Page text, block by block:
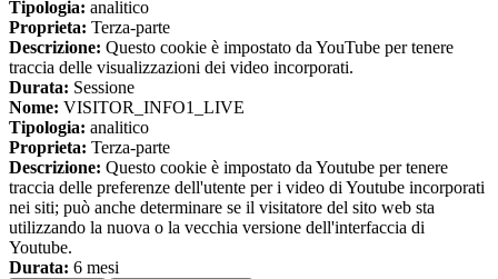
Tipologia: analitico
Proprieta: Terza-parte
Descrizione: Questo cookie è impostato da YouTube per tenere
traccia delle visualizzazioni dei video incorporati.
Durata: Sessione
Nome: VISITOR_INFO1_LIVE
Tipologia: analitico
Proprieta: Terza-parte
Descrizione: Questo cookie è impostato da Youtube per tenere
traccia delle preferenze dell'utente per i video di Youtube incorporati
nei siti; può anche determinare se il visitatore del sito web sta
utilizzando la nuova o la vecchia versione dell'interfaccia di
Youtube.
Durata: 6 mesi